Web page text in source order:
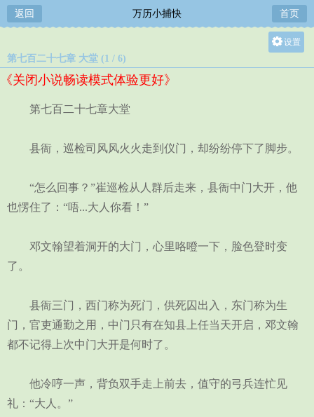
返回 万历小捕快 首页
设置
第七百二十七章 大堂 (1 / 6)
《关闭小说畅读模式体验更好》
第七百二十七章大堂
县衙，巡检司风风火火走到仪门，却纷纷停下了脚步。
“怎么回事？”崔巡检从人群后走来，县衙中门大开，他
也愣住了：“唔...大人你看！”
邓文翰望着洞开的大门，心里咯噔一下，脸色登时变
了。
县衙三门，西门称为死门，供死囚出入，东门称为生
门，官吏通勤之用，中门只有在知县上任当天开启，邓文翰
都不记得上次中门大开是何时了。
他冷哼一声，背负双手走上前去，值守的弓兵连忙见
礼：“大人。”